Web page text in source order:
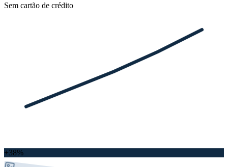
Sem cartão de crédito
+38%